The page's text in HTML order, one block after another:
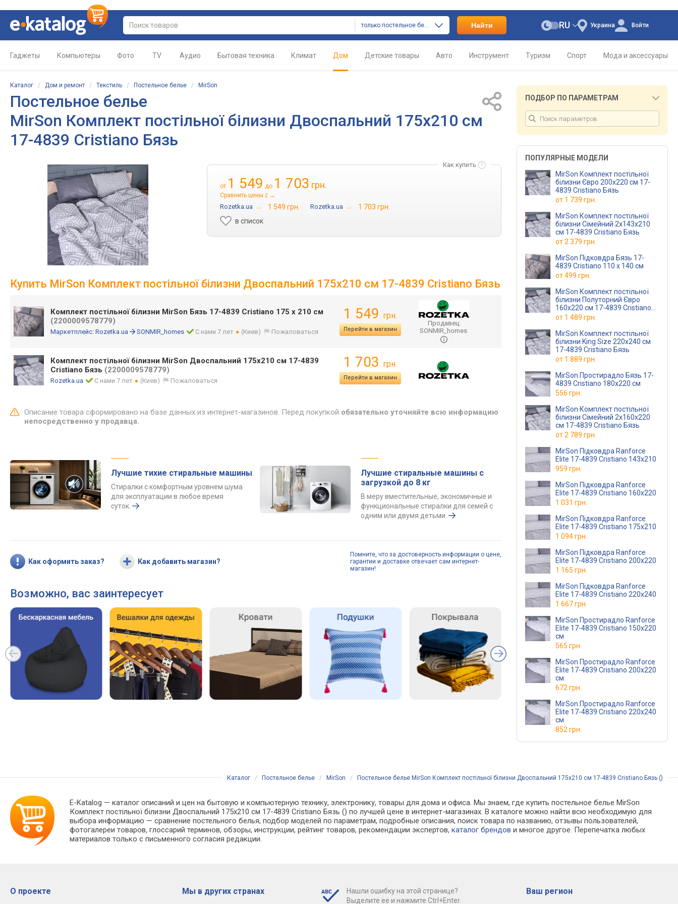
только постельное белье Найти Украина
RU Войти
Гаджеты Компьютеры Фото TV Аудио Бытовая техника Климат Дом Детские товары Авто Инструмент Туризм Спорт Мода и аксессуары
Каталог / Дом и ремонт / Текстиль / Постельное белье / MirSon
Постельное белье
MirSon Комплект постільної білизни Двоспальний 175х210 см
17-4839 Cristiano Бязь
Как купить
от 1 549 до 1 703 грн.
Сравнить цены 2 →
Rozetka.ua → 1 549 грн. Rozetka.ua →
1 703 грн.
в список
Купить MirSon Комплект постільної білизни Двоспальний 175х210 см 17-4839 Cristiano Бязь
Комплект постільної білизни MirSon Бязь 17-4839 Cristiano 175 x 210 см
(2200009578779)
Маркетплейс: Rozetka.ua SONMIR_homes С нами 7 лет (Киев) Пожаловаться
1 549 грн.
Перейти в магазин
Продавец:
SONMIR_homes
Комплект постільної білизни MirSon Двоспальний 175х210 см 17-4839
Cristiano Бязь (2200009578779)
Rozetka.ua С нами 7 лет (Киев) Пожаловаться
1 703 грн.
Перейти в магазин
Описание товара сформировано на базе данных из интернет-магазинов. Перед покупкой обязательно уточняйте всю информацию
непосредственно у продавца.
Лучшие тихие стиральные машины
Стиралки с комфортным уровнем шума
для эксплуатации в любое время
суток.
Лучшие стиральные машины с
загрузкой до 8 кг
В меру вместительные, экономичные и
функциональные стиралки для семей с
одним или двумя детьми.
Как оформить заказ? Как добавить магазин?
Помните, что за достоверность информации о цене,
гарантии и доставке отвечает сам интернет-
магазин!
Возможно, вас заинтересует
ПОДБОР ПО ПАРАМЕТРАМ
ПОПУЛЯРНЫЕ МОДЕЛИ
MirSon Комплект постільної
білизни Євро 200х220 см 17-
4839 Cristiano Бязь
от 1 739 грн.
MirSon Комплект постільної
білизни Сімейний 2x143x210
см 17-4839 Cristiano Бязь
от2 379 грн.
MirSon Підковдра Бязь 17-
4839 Cristiano 110 x 140 см
от499 грн.
MirSon Комплект постільної
білизни Полуторний Євро
160х220 см 17-4839 Cristiano
Бязь
от 1 489 грн.
MirSon Комплект постільної
білизни King Size 220х240 см
17-4839 Cristiano Бязь
от 1 889 грн.
MirSon Простирадло Бязь 17-
4839 Cristiano 180x220 см
556 грн.
MirSon Комплект постільної
білизни Сімейний 2x160x220
см 17-4839 Cristiano Бязь
от2 789 грн.
MirSon Підковдра Ranforce
Elite 17-4839 Cristiano 143х210
959 грн.
MirSon Підковдра Ranforce
Elite 17-4839 Cristiano 160х220
1 031 грн.
MirSon Підковдра Ranforce
Elite 17-4839 Cristiano 175х210
1 094 грн.
MirSon Підковдра Ranforce
Elite 17-4839 Cristiano 200х220
1 165 грн.
MirSon Підковдра Ranforce
Elite 17-4839 Cristiano 220х240
1 667 грн.
MirSon Простирадло Ranforce
Elite 17-4839 Cristiano 150х220
см
565 грн.
MirSon Простирадло Ranforce
Elite 17-4839 Cristiano 200x220
см
672 грн.
MirSon Простирадло Ranforce
Elite 17-4839 Cristiano 220x240
см
852 грн.
Каталог / Постельное белье / MirSon / Постельное белье MirSon Комплект постільної білизни Двоспальний 175х210 см 17-4839 Cristiano Бязь ()
E-Katalog — каталог описаний и цен на бытовую и компьютерную технику, электронику, товары для дома и офиса. Мы знаем, где купить постельное белье MirSon
Комплект постільної білизни Двоспальний 175х210 см 17-4839 Cristiano Бязь () по лучшей цене в интернет-магазинах. В каталоге можно найти всю необходимую для
выбора информацию — сравнение постельного белья, подбор моделей по параметрам, подробные описания, поиск товара по названию, отзывы пользователей,
фотогалереи товаров, глоссарий терминов, обзоры, инструкции, рейтинг товаров, рекомендации экспертов,каталог брендов и многое другое. Перепечатка любых
материалов только с письменного согласия редакции.
О проекте Мы в других странах
Нашли ошибку на этой странице?
Выделите ее и нажмите Ctrl+Enter.
Ваш регион